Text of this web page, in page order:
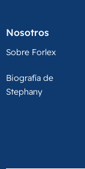
Nosotros
Sobre Forlex
Biografía de
Stephany